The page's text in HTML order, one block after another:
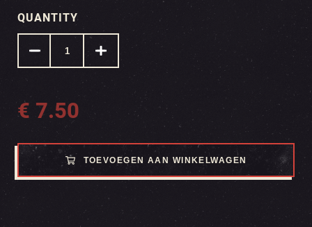
QUANTITY
€ 7.50
TOEVOEGEN AAN WINKELWAGEN